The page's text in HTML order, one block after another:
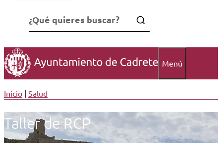
Menú
Inicio | Salud
Taller de RCP